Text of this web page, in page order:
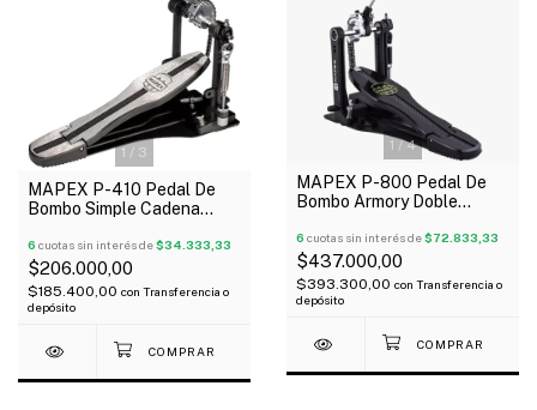
1 / 3
MAPEX P-410 Pedal De
Bombo Simple Cadena
6 cuotas sin interés de$34.333,33
$206.000,00
$185.400,00 con Transferencia o
depósito
1 /4
MAPEX P-800 Pedal De
Bombo Armory Doble
Oferta!
6 cuotas sin interés de$72.833,33
$437.000,00
$393.300,00 con Transferencia o
depósito